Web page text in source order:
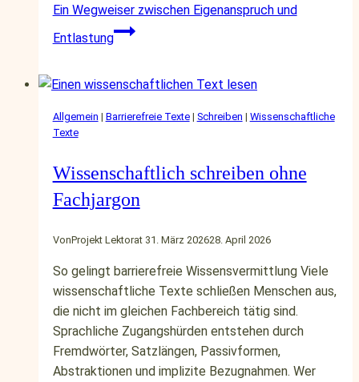
Ein Wegweiser zwischen Eigenanspruch und
Entlastung
Allgemein | Barrierefreie Texte| Schreiben | Wissenschaftliche
Texte
Wissenschaftlich schreiben ohne
Fachjargon
VonProjekt Lektorat 31. März 202628. April 2026
So gelingt barrierefreie Wissensvermittlung Viele
wissenschaftliche Texte schließen Menschen aus,
die nicht im gleichen Fachbereich tätig sind.
Sprachliche Zugangshürden entstehen durch
Fremdwörter, Satzlängen, Passivformen,
Abstraktionen und implizite Bezugnahmen. Wer